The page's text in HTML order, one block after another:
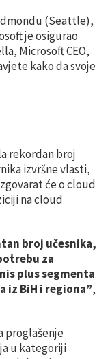
(Seattle),
je osigurao
Microsoft CEO,
kako da svoje
rekordan broj
izvršne vlasti,
će o cloud
na cloud
broj učesnika,
za
plus segmenta
iz BiH i regiona”,
proglašenje
u kategoriji